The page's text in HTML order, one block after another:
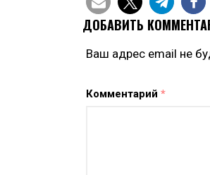
ДОБАВИТЬ
Ваш адрес email не
Комментарий *